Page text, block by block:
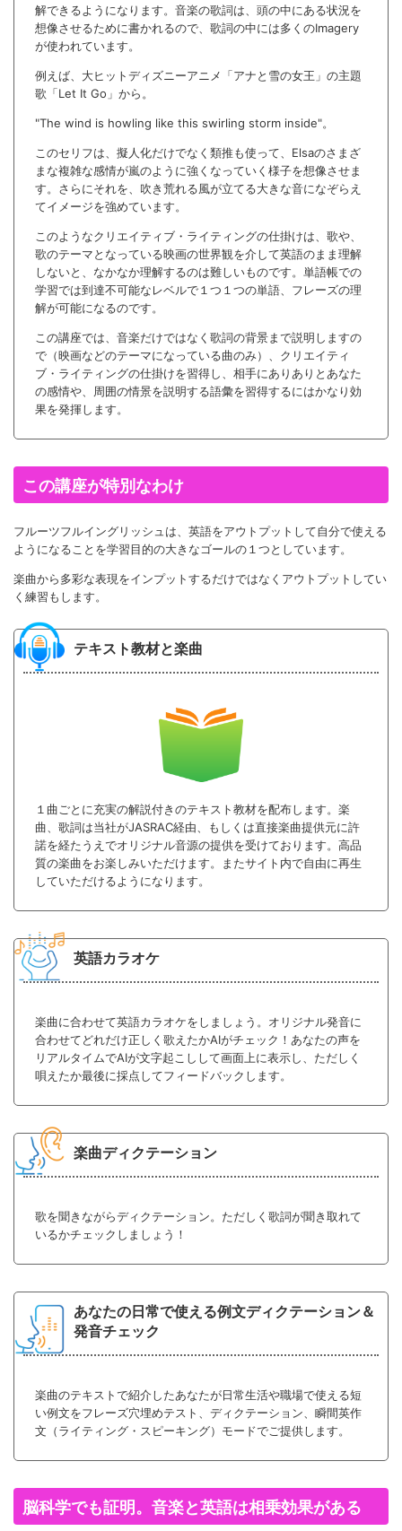
解できるようになります。音楽の歌詞は、頭の中にある状況を
想像させるために書かれるので、歌詞の中には多くのImagery
が使われています。
例えば、大ヒットディズニーアニメ「アナと雪の女王」の主題
歌「Let It Go」から。
"The wind is howling like this swirling storm inside"。
このセリフは、擬人化だけでなく類推も使って、Elsaのさまざ
まな複雑な感情が嵐のように強くなっていく様子を想像させま
す。さらにそれを、吹き荒れる風が立てる大きな音になぞらえ
てイメージを強めています。
このようなクリエイティブ・ライティングの仕掛けは、歌や、
歌のテーマとなっている映画の世界観を介して英語のまま理解
しないと、なかなか理解するのは難しいものです。単語帳での
学習では到達不可能なレベルで１つ１つの単語、フレーズの理
解が可能になるのです。
この講座では、音楽だけではなく歌詞の背景まで説明しますの
で（映画などのテーマになっている曲のみ）、クリエイティ
ブ・ライティングの仕掛けを習得し、相手にありありとあなた
の感情や、周囲の情景を説明する語彙を習得するにはかなり効
果を発揮します。
この講座が特別なわけ
フルーツフルイングリッシュは、英語をアウトプットして自分で使える
ようになることを学習目的の大きなゴールの１つとしています。
楽曲から多彩な表現をインプットするだけではなくアウトプットしてい
く練習もします。
テキスト教材と楽曲
１曲ごとに充実の解説付きのテキスト教材を配布します。楽
曲、歌詞は当社がJASRAC経由、もしくは直接楽曲提供元に許
諾を経たうえでオリジナル音源の提供を受けております。高品
質の楽曲をお楽しみいただけます。またサイト内で自由に再生
していただけるようになります。
英語カラオケ
楽曲に合わせて英語カラオケをしましょう。オリジナル発音に
合わせてどれだけ正しく歌えたかAIがチェック！あなたの声を
リアルタイムでAIが文字起こしして画面上に表示し、ただしく
唄えたか最後に採点してフィードバックします。
楽曲ディクテーション
歌を聞きながらディクテーション。ただしく歌詞が聞き取れて
いるかチェックしましょう！
あなたの日常で使える例文ディクテーション＆
発音チェック
楽曲のテキストで紹介したあなたが日常生活や職場で使える短
い例文をフレーズ穴埋めテスト、ディクテーション、瞬間英作
文（ライティング・スピーキング）モードでご提供します。
脳科学でも証明。音楽と英語は相乗効果がある